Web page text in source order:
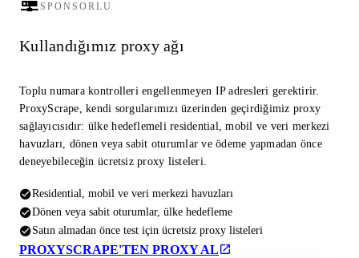
SPONSORLU
Kullandığımız proxy ağı
Toplu numara kontrolleri engellenmeyen IP adresleri gerektirir.
ProxyScrape, kendi sorgularımızı üzerinden geçirdiğimiz proxy
sağlayıcısıdır: ülke hedeflemeli residential, mobil ve veri merkezi
havuzları, dönen veya sabit oturumlar ve ödeme yapmadan önce
deneyebileceğin ücretsiz proxy listeleri.
Residential, mobil ve veri merkezi havuzları
Dönen veya sabit oturumlar, ülke hedefleme
Satın almadan önce test için ücretsiz proxy listeleri
PROXYSCRAPE'TEN PROXY AL